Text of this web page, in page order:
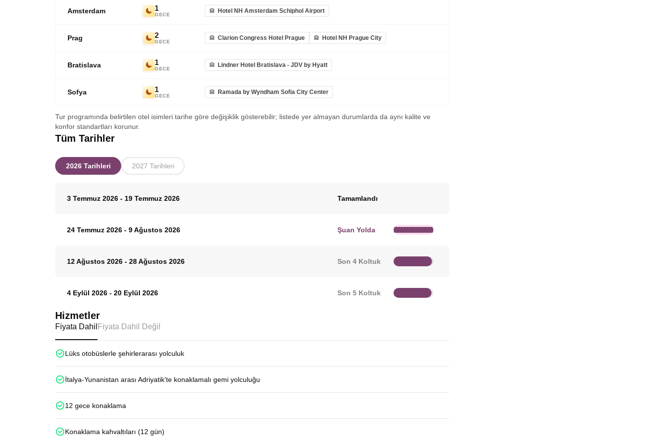
Amsterdam 1
GECE
Hotel NH Amsterdam Schiphol Airport
Prag 2
GECE
Clarion Congress Hotel Prague Hotel NH Prague City
Bratislava 1
GECE
Lindner Hotel Bratislava - JDV by Hyatt
Sofya 1
GECE
Ramada by Wyndham Sofia City Center
Tur programında belirtilen otel isimleri tarihe göre değişiklik gösterebilir; listede yer almayan durumlarda da aynı kalite ve
konfor standartları korunur.
Tüm Tarihler
2026 Tarihleri 2027 Tarihleri
3 Temmuz 2026 - 19 Temmuz 2026 Tamamlandı
24 Temmuz 2026 - 9 Ağustos 2026 Şuan Yolda
12 Ağustos 2026 - 28 Ağustos 2026 Son 4 Koltuk
4 Eylül 2026 - 20 Eylül 2026 Son 5 Koltuk
Hizmetler
Fiyata Dahil Fiyata Dahil Değil
Lüks otobüslerle şehirlerarası yolculuk
İtalya-Yunanistan arası Adriyatik'te konaklamalı gemi yolculuğu
12 gece konaklama
Konaklama kahvaltıları (12 gün)